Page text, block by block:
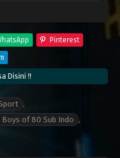
Pinterest
Disini !!
,
Boys of 80 Sub Indo
,